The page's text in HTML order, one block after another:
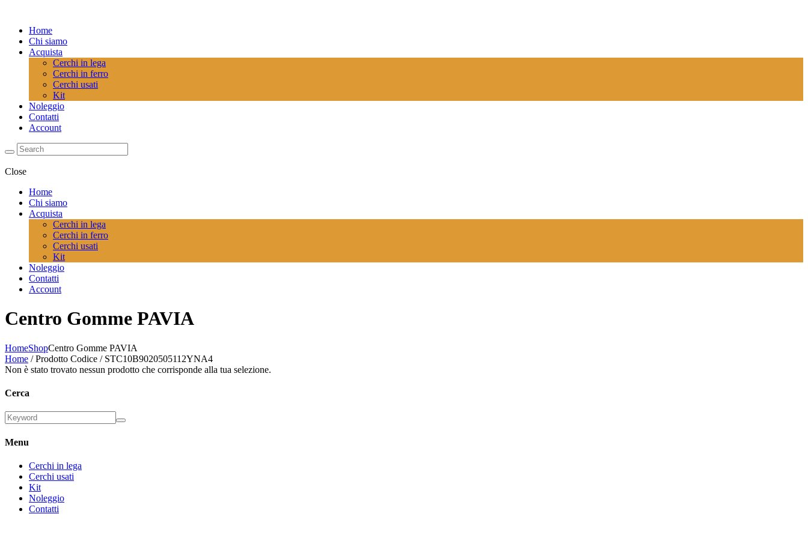
Home
Chi siamo
Acquista
Cerchi in lega
Cerchi in ferro
Cerchi usati
Kit
Noleggio
Contatti
Account
Close
Home
Chi siamo
Acquista
Cerchi in lega
Cerchi in ferro
Cerchi usati
Kit
Noleggio
Contatti
Account
Centro Gomme PAVIA
HomeShopCentro Gomme PAVIA
Home / Prodotto Codice / STC10B9020505112YNA4
Non è stato trovato nessun prodotto che corrisponde alla tua selezione.
Cerca
Menu
Cerchi in lega
Cerchi usati
Kit
Noleggio
Contatti